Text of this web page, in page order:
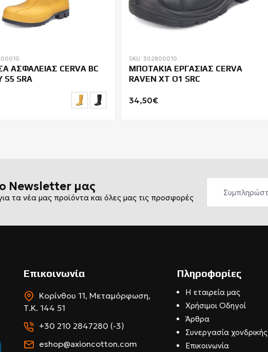
ΑΣΦΑΛΕΙΑΣ CERVA BC
S5 SRA
SKU: 302800010
ΜΠΟΤΑΚΙΑ ΕΡΓΑΣΙΑΣ CERVA
RAVEN XT O1 SRC
34,50€
Newsletter μας
τα νέα μας προϊόντα και όλες μας τις προσφορές
Επικοινωνία
Κορίνθου 11, Μεταμόρφωση,
Τ.Κ. 144 51
+30 210 2847280 (-3)
eshop@axioncotton.com
Πληροφορίες
Η εταιρεία μας
Χρήσιμοι Οδηγοί
Άρθρα
Συνεργασία χονδρικής
Επικοινωνία